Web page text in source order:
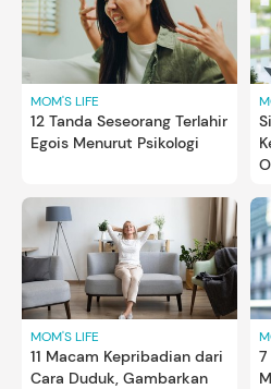
MOM'S LIFE
12 Tanda Seseorang Terlahir
Egois Menurut Psikologi
MOM'S LIFE
11 Macam Kepribadian dari
Cara Duduk, Gambarkan
7